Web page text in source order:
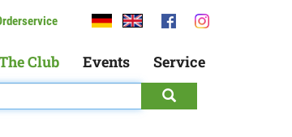
Club Events Service